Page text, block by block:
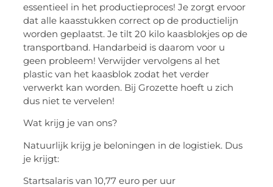
essentieel in het productieproces! Je zorgt ervoor
dat alle kaasstukken correct op de productielijn
worden geplaatst. Je tilt 20 kilo kaasblokjes op de
transportband. Handarbeid is daarom voor u
geen probleem! Verwijder vervolgens al het
plastic van het kaasblok zodat het verder
verwerkt kan worden. Bij Grozette hoeft u zich
dus niet te vervelen!
Wat krijg je van ons?
Natuurlijk krijg je beloningen in de logistiek. Dus
je krijgt:
Startsalaris van 10,77 euro per uur